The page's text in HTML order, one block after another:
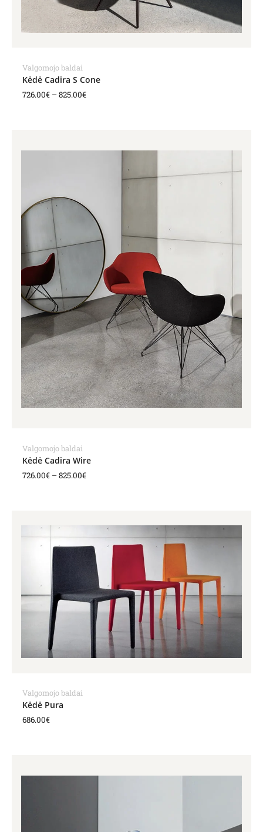
Valgomojo baldai
Kėdė Cadira S Cone
726.00€ –825.00€
Valgomojo baldai
Kėdė Cadira Wire
726.00€ –825.00€
726.00€
Valgomojo baldai
Kėdė Pura
686.00€
341.00€